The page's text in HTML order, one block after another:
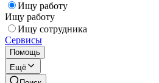
Ищу работу
Ищу работу
Ищу сотрудника
Сервисы
Помощь
Ещё